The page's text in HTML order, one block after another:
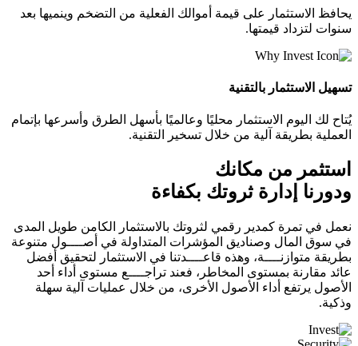
يحافظ الاستثمار على قيمة أموالك الفعلية من التضخم وينميها بعد
سنوات لتزداد قيمتها.
تسهيل الاستثمار بالتقنية
يُتاح لك اليوم الاستثمار محليًا وعالميًا بأسهل الطرق وأسرعها بإتمام
العملية بطريقة آلية من خلال تسخير التقنية.
استثمر من مكانك
ودورنا إدارة ثروتك بكفاءة
نعمل في تمرة كمدير رقمي لثروتك بالاستثمار الكامن طويل المدى
في سوق المال وصناديق المؤشرات المتداولة في أصــــول متنوعة
بطريقة متوازنــــة، وهذه قاعــــدتنا في الاستثمار لتحقيق أفضل
عائد مقارنة بمستوى المخاطر، فعند تراجــــع مستوى أداء أحد
الأصول يرتفع أداء الأصول الأخرى، من خلال عمليات آلية سهلة
وذكية.